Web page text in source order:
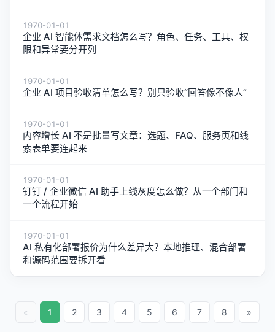
1970-01-01
企业 AI 智能体需求文档怎么写？角色、任务、工具、权
限和异常要分开列
1970-01-01
企业 AI 项目验收清单怎么写？别只验收“回答像不像人”
1970-01-01
内容增长 AI 不是批量写文章：选题、FAQ、服务页和线
索表单要连起来
1970-01-01
钉钉 / 企业微信 AI 助手上线灰度怎么做？从一个部门和
一个流程开始
1970-01-01
AI 私有化部署报价为什么差异大？本地推理、混合部署
和源码范围要拆开看
« 1 2 3 4 5 6 7 8 »